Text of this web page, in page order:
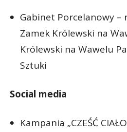
Gabinet Porcelanowy –
Zamek Królewski na
Królewski na Wawelu
Sztuki
Social media
Kampania „CZEŚĆ